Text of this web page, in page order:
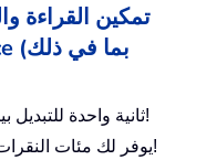
ثانية واحدة للتبديل بين عشرات المستندات المفتوحة!
يوفر لك مئات النقرات يوميًا، وقل وداعًا لألم يد الفأرة!